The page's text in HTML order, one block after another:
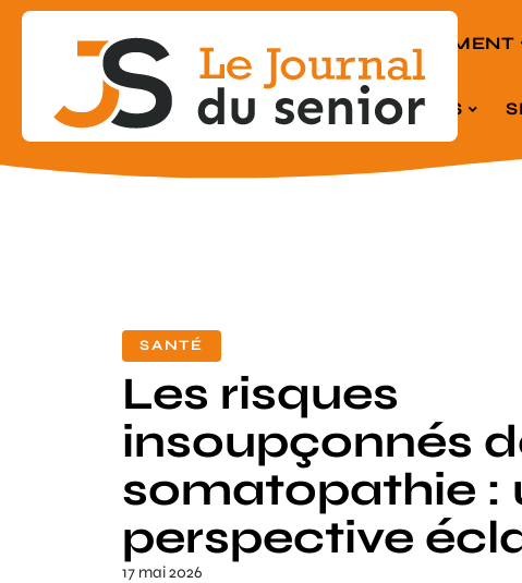
EQUIPEMENT
SENIORS
SANTÉ
Les risques
insoupçonnés
somatopathie :
perspective
17 mai 2026